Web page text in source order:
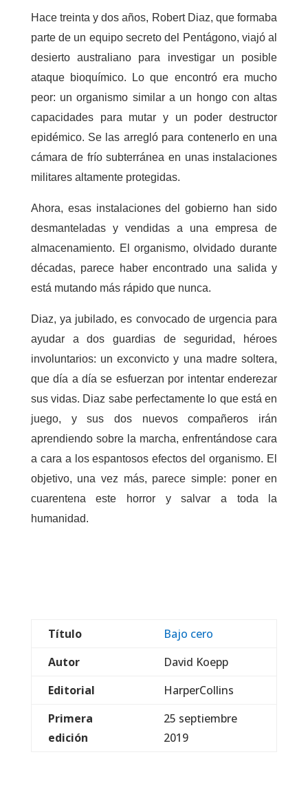
Hace treinta y dos años, Robert Diaz, que formaba
parte de un equipo secreto del Pentágono, viajó al
desierto australiano para investigar un posible
ataque bioquímico. Lo que encontró era mucho
peor: un organismo similar a un hongo con altas
capacidades para mutar y un poder destructor
epidémico. Se las arregló para contenerlo en una
cámara de frío subterránea en unas instalaciones
militares altamente protegidas.
Ahora, esas instalaciones del gobierno han sido
desmanteladas y vendidas a una empresa de
almacenamiento. El organismo, olvidado durante
décadas, parece haber encontrado una salida y
está mutando más rápido que nunca.
Diaz, ya jubilado, es convocado de urgencia para
ayudar a dos guardias de seguridad, héroes
involuntarios: un exconvicto y una madre soltera,
que día a día se esfuerzan por intentar enderezar
sus vidas. Diaz sabe perfectamente lo que está en
juego, y sus dos nuevos compañeros irán
aprendiendo sobre la marcha, enfrentándose cara
a cara a los espantosos efectos del organismo. El
objetivo, una vez más, parece simple: poner en
cuarentena este horror y salvar a toda la
humanidad.
Título
Bajo cero
Autor
David Koepp
Editorial
HarperCollins
Primera
edición
25 septiembre
2019